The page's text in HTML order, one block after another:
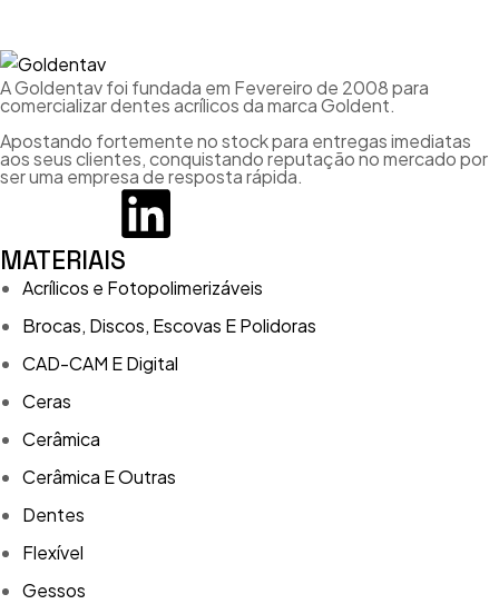
A Goldentav foi fundada em Fevereiro de 2008 para
comercializar dentes acrílicos da marca Goldent.
Apostando fortemente no stock para entregas imediatas
aos seus clientes, conquistando reputação no mercado por
ser uma empresa de resposta rápida.
MATERIAIS
Acrílicos e Fotopolimerizáveis
Brocas, Discos, Escovas E Polidoras
CAD-CAM E Digital
Ceras
Cerâmica
Cerâmica E Outras
Dentes
Flexível
Gessos